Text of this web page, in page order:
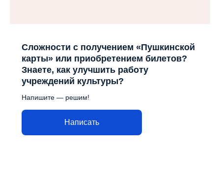
Сложности с получением «Пушкинской
карты» или приобретением билетов?
Знаете, как улучшить работу
учреждений культуры?
Напишите — решим!
Написать